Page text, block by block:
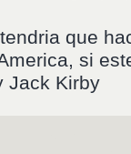
que
si
Jack Kirby